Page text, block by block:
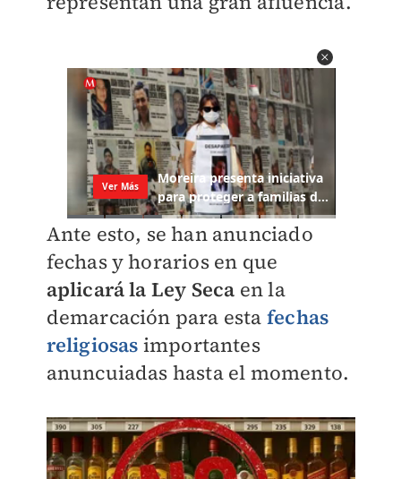
Ante esto, se han anunciado
fechas y horarios en que
aplicará la Ley Seca en la
demarcación para esta fechas
religiosas importantes
anuncuiadas hasta el momento.